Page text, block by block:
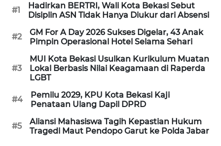
#1
Hadirkan BERTRI, Wali Kota Bekasi Sebut
Disiplin ASN Tidak Hanya Diukur dari Absensi
#2
GM For A Day 2026 Sukses Digelar, 43 Anak
Pimpin Operasional Hotel Selama Sehari
#3
MUI Kota Bekasi Usulkan Kurikulum Muatan
Lokal Berbasis Nilai Keagamaan di Raperda
LGBT
#4
Pemilu 2029, KPU Kota Bekasi Kaji
Penataan Ulang Dapil DPRD
#5
Aliansi Mahasiswa Tagih Kepastian Hukum
Tragedi Maut Pendopo Garut ke Polda Jabar